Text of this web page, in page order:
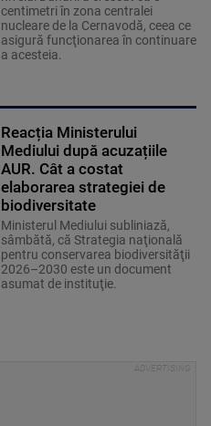
centimetri în zona centralei
nucleare de la Cernavodă, ceea ce
asigură funcţionarea în continuare
a acesteia.
Reacția Ministerului
Mediului după acuzațiile
AUR. Cât a costat
elaborarea strategiei de
biodiversitate
Ministerul Mediului subliniază,
sâmbătă, că Strategia naţională
pentru conservarea biodiversităţii
2026–2030 este un document
asumat de instituţie.